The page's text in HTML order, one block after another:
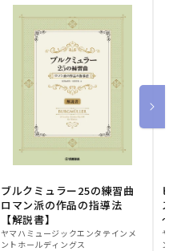
ブルクミュラー25の練習曲
ロマン派の作品の指導法
【解説書】
販
ヤマハミュージックエンタテインメ
ントホールディングス
ピ
ス
～
販ヤ
ン